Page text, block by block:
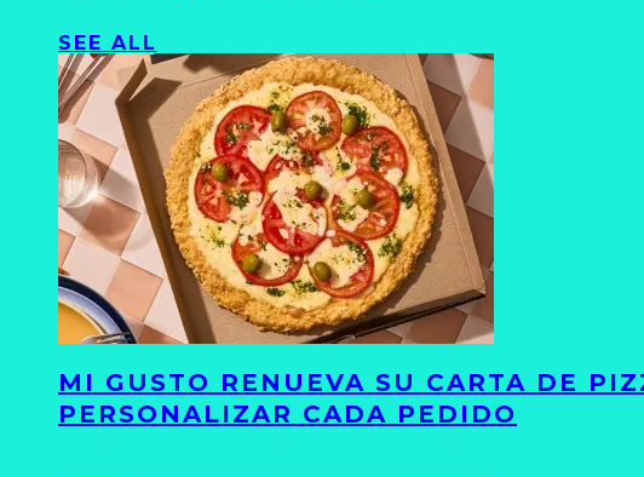
SEE ALL
MI GUSTO RENUEVA SU CARTA DE
PERSONALIZAR CADA PEDIDO